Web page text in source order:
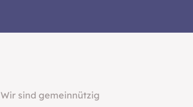
Wir sind gemeinnützig